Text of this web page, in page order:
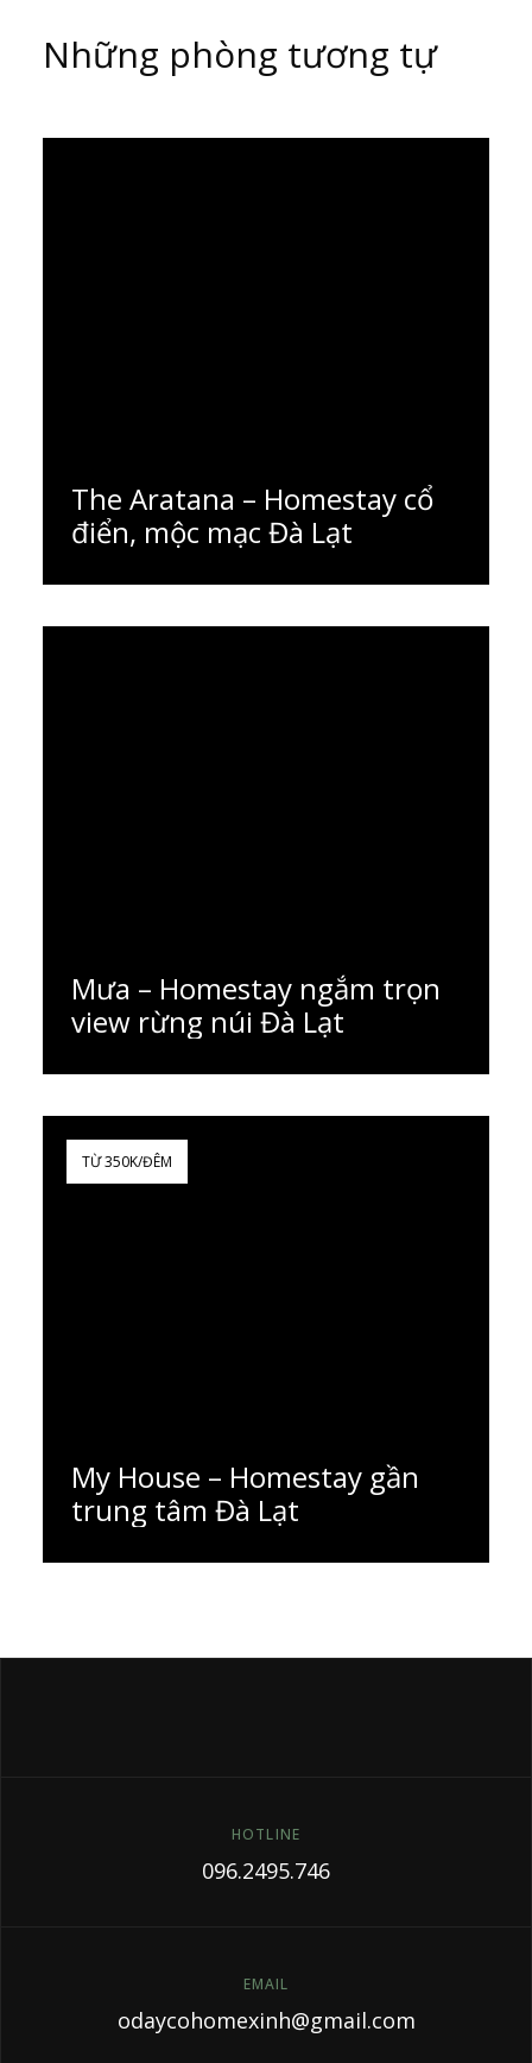
Những phòng tương tự
The Aratana – Homestay cổ
điển, mộc mạc Đà Lạt
Đọc thêm
Mưa – Homestay ngắm trọn
view rừng núi Đà Lạt
Đọc thêm
TỪ 350K/ĐÊM
My House – Homestay gần
trung tâm Đà Lạt
Đọc thêm
HOTLINE
096.2495.746
EMAIL
odaycohomexinh@gmail.com